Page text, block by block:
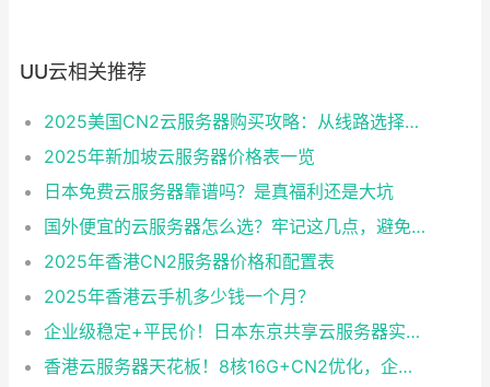
UU云相关推荐
2025美国CN2云服务器购买攻略：从线路选择到实操最全指南
2025年新加坡云服务器价格表一览
日本免费云服务器靠谱吗？是真福利还是大坑
国外便宜的云服务器怎么选？牢记这几点，避免踩坑
2025年香港CN2服务器价格和配置表
2025年香港云手机多少钱一个月？
企业级稳定+平民价！日本东京共享云服务器实测：CentOS 7.9系统+资源隔离，稳定性达99.99%
香港云服务器天花板！8核16G+CN2优化，企业级数据安全+毫秒级延迟双保险！